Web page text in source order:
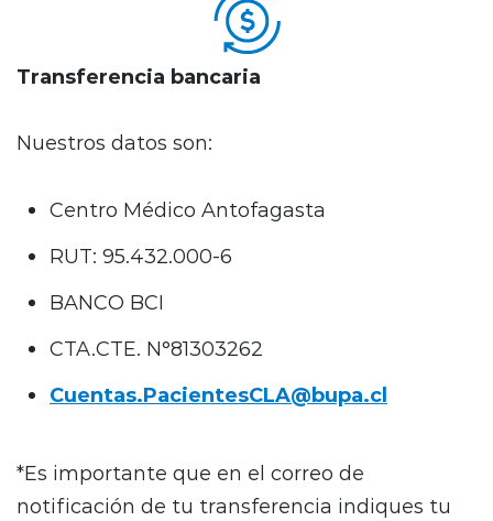
Transferencia bancaria
Nuestros datos son:
Centro Médico Antofagasta
RUT: 95.432.000-6
BANCO BCI
CTA.CTE. N°81303262
Cuentas.PacientesCLA@bupa.cl
*Es importante que en el correo de
notificación de tu transferencia indiques tu